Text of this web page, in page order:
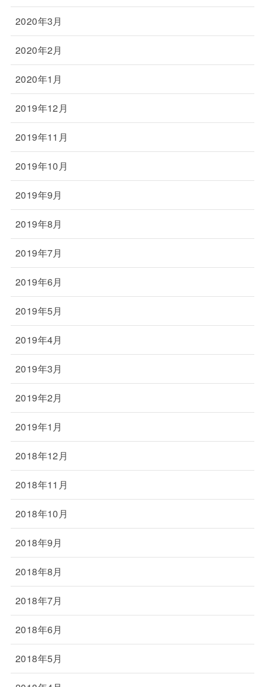
2020年3月
2020年2月
2020年1月
2019年12月
2019年11月
2019年10月
2019年9月
2019年8月
2019年7月
2019年6月
2019年5月
2019年4月
2019年3月
2019年2月
2019年1月
2018年12月
2018年11月
2018年10月
2018年9月
2018年8月
2018年7月
2018年6月
2018年5月